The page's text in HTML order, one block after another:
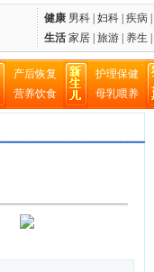
健康 男科 妇科 疾病
生活 家居 旅游 养生
产后恢复
营养饮食
护理保健
母乳喂养